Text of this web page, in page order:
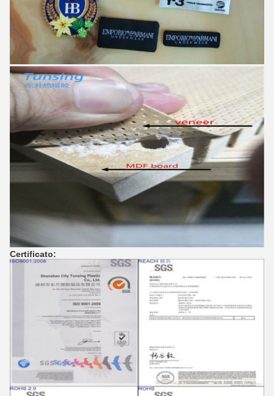
Certificato: